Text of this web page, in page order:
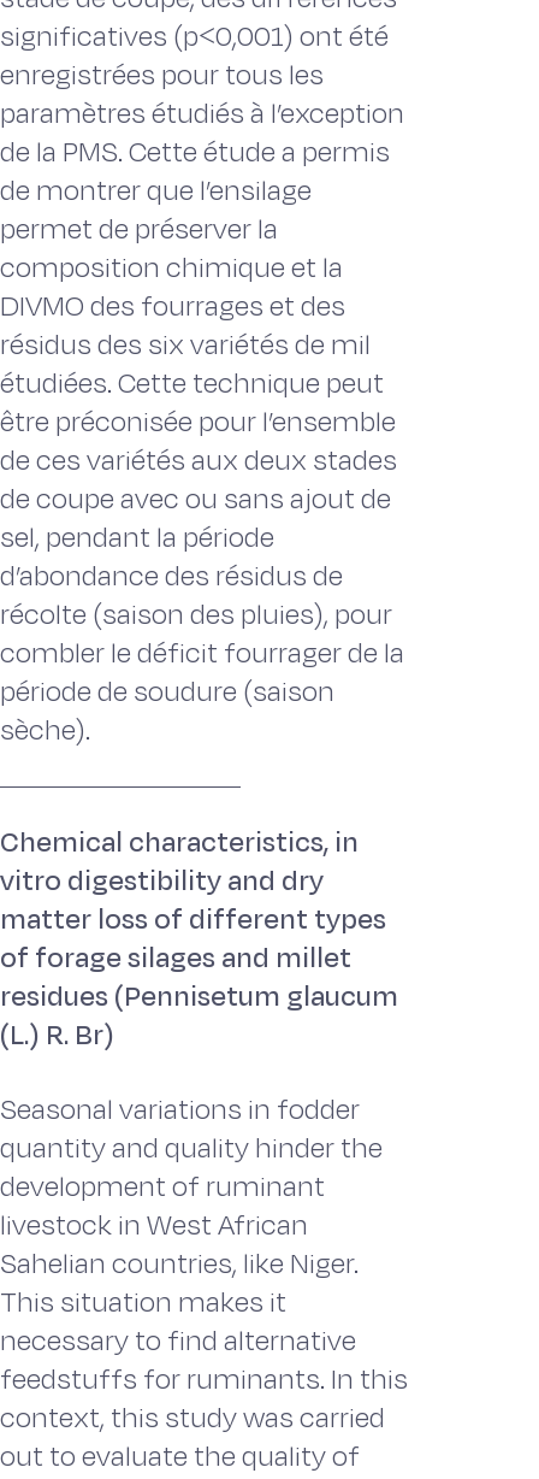
significatives (p˂0,001) ont été
enregistrées pour tous les
paramètres étudiés à l’exception
de la PMS. Cette étude a permis
de montrer que l’ensilage
permet de préserver la
composition chimique et la
DIVMO des fourrages et des
résidus des six variétés de mil
étudiées. Cette technique peut
être préconisée pour l’ensemble
de ces variétés aux deux stades
de coupe avec ou sans ajout de
sel, pendant la période
d’abondance des résidus de
récolte (saison des pluies), pour
combler le déficit fourrager de la
période de soudure (saison
sèche).
Chemical characteristics, in
vitro digestibility and dry
matter loss of different types
of forage silages and millet
residues (Pennisetum glaucum
(L.) R. Br)
Seasonal variations in fodder
quantity and quality hinder the
development of ruminant
livestock in West African
Sahelian countries, like Niger.
This situation makes it
necessary to find alternative
feedstuffs for ruminants. In this
context, this study was carried
out to evaluate the quality of